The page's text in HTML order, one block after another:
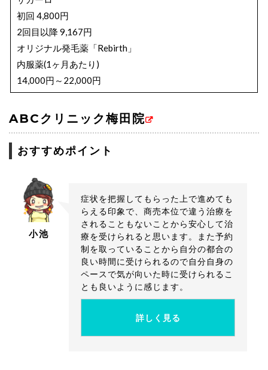
初回 4,800円
2回目以降 9,167円
オリジナル発毛薬「Rebirth」
内服薬(1ヶ月あたり)
14,000円～22,000円
外用薬(1ヶ月あたり) 14,000円
AGA治療施術内容と料金
Dr’sメソ治療 (AGAメソセラピー)
4cc 70,000円/1回
医療用（育毛）シャンプー「Dr.BALUMO」 2,900円
シャンプー「Balumo」 2,593円
ヘアトリートメント「Balumo」 2,593円
AGA幹細胞再生治療 無痛
2cc 60,000円/1回
4cc 80,000円/1回
LED治療ヘアビーム（Hair Beam） 250,000円
ABCクリニック梅田院
おすすめポイント
小池
症状を把握してもらった上で進めても
らえる印象で、商売本位で違う治療を
されることもないことから安心して治
療を受けられると思います。また予約
制を取っていることから自分の都合の
良い時間に受けられるので自分自身の
ペースで気が向いた時に受けられるこ
とも良いように感じます。
詳しく見る